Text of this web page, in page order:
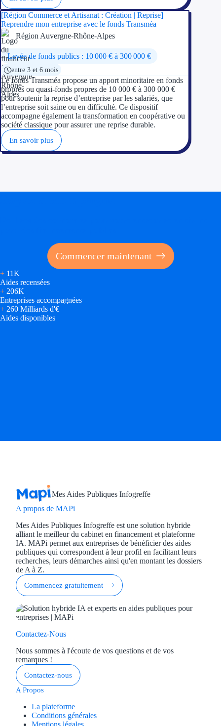
Nos tarifs
Accompagnement
Ressources
FAQ
Blog
[Région Commerce et Artisanat : Création | Reprise]
Reprendre mon entreprise avec le fonds Transméa
Région Auvergne-Rhône-Alpes
Levée de fonds publics : 10 000 € à 300 000 €
entre 3 et 6 mois
Le fonds Transméa propose un apport minoritaire en fonds
propres ou quasi-fonds propres de 10 000 € à 300 000 €
pour soutenir la reprise d’entreprise par les salariés, que
l’entreprise soit saine ou en difficulté. Ce dispositif
accompagne également la transformation en coopérative ou
société classique pour assurer une reprise durable.
En savoir plus
Commencer maintenant
+ 11K
Aides recensées
+ 206K
Entreprises accompagnées
+ 260 Milliards d'€
Aides disponibles
Mes Aides Publiques Infogreffe
A propos de MAPi
Mes Aides Publiques Infogreffe est une solution hybride
alliant le meilleur du cabinet en financement et plateforme
IA. MAPi permet aux entreprises de bénéficier des aides
publiques qui correspondent à leur profil en facilitant leurs
recherches, leurs démarches ainsi qu'en montant les dossiers
de A à Z.
Commencez gratuitement
Contactez-Nous
Nous sommes à l'écoute de vos questions et de vos
remarques !
Contactez-nous
A Propos
La plateforme
Conditions générales
Mentions légales